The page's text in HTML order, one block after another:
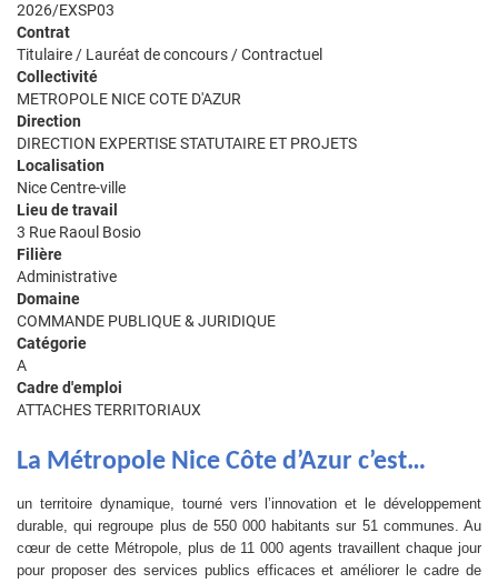
2026/EXSP03
Contrat
Titulaire / Lauréat de concours / Contractuel
Collectivité
METROPOLE NICE COTE D'AZUR
Direction
DIRECTION EXPERTISE STATUTAIRE ET PROJETS
Localisation
Nice Centre-ville
Lieu de travail
3 Rue Raoul Bosio
Filière
Administrative
Domaine
COMMANDE PUBLIQUE & JURIDIQUE
Catégorie
A
Cadre d'emploi
ATTACHES TERRITORIAUX
La Métropole Nice Côte d’Azur c’est…
un territoire dynamique, tourné vers l’innovation et le développement
durable, qui regroupe plus de 550 000 habitants sur 51 communes. Au
cœur de cette Métropole, plus de 11 000 agents travaillent chaque jour
pour proposer des services publics efficaces et améliorer le cadre de